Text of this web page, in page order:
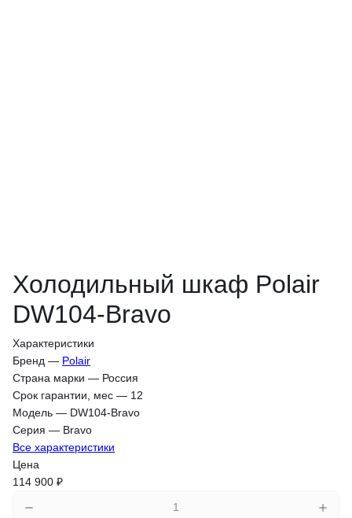
Холодильный шкаф Polair
DW104-Bravo
Характеристики
Бренд — Polair
Страна марки — Россия
Срок гарантии, мес — 12
Модель — DW104-Bravo
Серия — Bravo
Все характеристики
Цена
114 900 ₽